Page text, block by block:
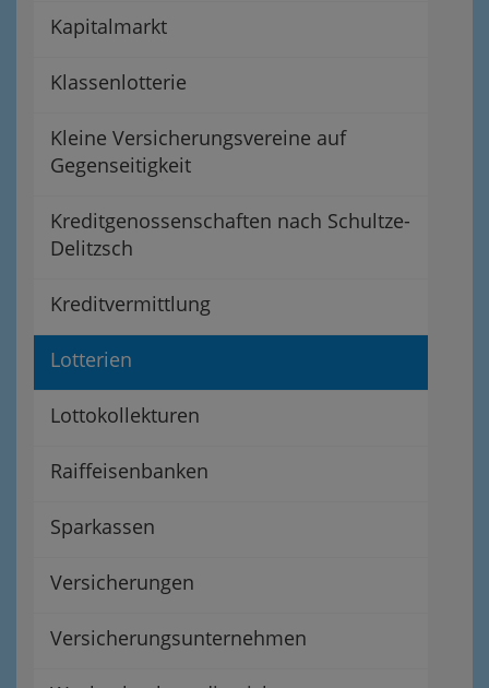
Kapitalmarkt
Klassenlotterie
Kleine Versicherungsvereine auf
Gegenseitigkeit
Kreditgenossenschaften nach Schultze-
Delitzsch
Kreditvermittlung
Lotterien
Lottokollekturen
Raiffeisenbanken
Sparkassen
Versicherungen
Versicherungsunternehmen